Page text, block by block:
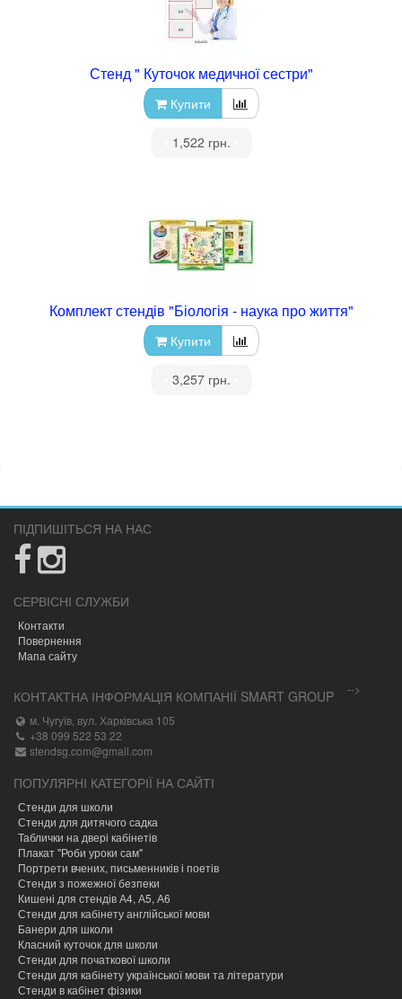
Стенд " Куточок медичної сестри"
Купити
1,522 грн.
Комплект стендів "Біологія - наука про життя"
Купити
3,257 грн.
ПІДПИШІТЬСЯ НА НАС
СЕРВІСНІ СЛУЖБИ
Контакти
Повернення
Мапа сайту
-->
КОНТАКТНА ІНФОРМАЦІЯ КОМПАНІЇ SMART GROUP
м. Чугуїв, вул. Харківська 105
+38 099 522 53 22
stendsg.com@gmail.com
ПОПУЛЯРНІ КАТЕГОРІЇ НА САЙТІ
Стенди для школи
Стенди для дитячого садка
Таблички на двері кабінетів
Плакат "Роби уроки сам"
Портрети вчених, письменників і поетів
Стенди з пожежної безпеки
Кишені для стендів А4, А5, А6
Стенди для кабінету англійської мови
Банери для школи
Класний куточок для школи
Стенди для початкової школи
Стенди для кабінету української мови та літератури
Стенди в кабінет фізики